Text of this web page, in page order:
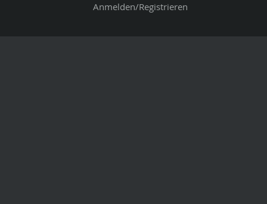
Anmelden/Registrieren